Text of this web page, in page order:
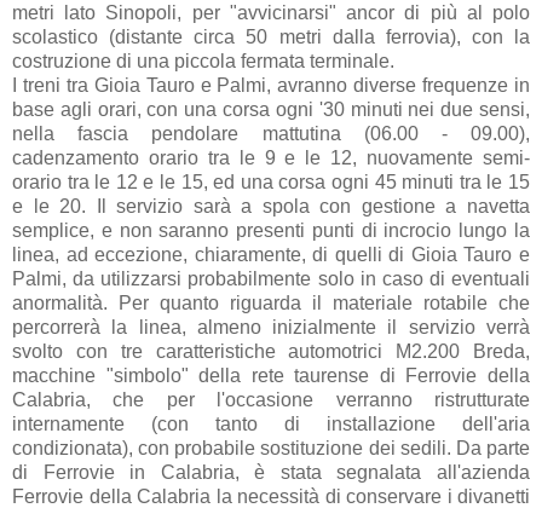
metri lato Sinopoli, per "avvicinarsi" ancor di più al polo
scolastico (distante circa 50 metri dalla ferrovia), con la
costruzione di una piccola fermata terminale.
I treni tra Gioia Tauro e Palmi, avranno diverse frequenze in
base agli orari, con una corsa ogni '30 minuti nei due sensi,
nella fascia pendolare mattutina (06.00 - 09.00),
cadenzamento orario tra le 9 e le 12, nuovamente semi-
orario tra le 12 e le 15, ed una corsa ogni 45 minuti tra le 15
e le 20. Il servizio sarà a spola con gestione a navetta
semplice, e non saranno presenti punti di incrocio lungo la
linea, ad eccezione, chiaramente, di quelli di Gioia Tauro e
Palmi, da utilizzarsi probabilmente solo in caso di eventuali
anormalità. Per quanto riguarda il materiale rotabile che
percorrerà la linea, almeno inizialmente il servizio verrà
svolto con tre caratteristiche automotrici M2.200 Breda,
macchine "simbolo" della rete taurense di Ferrovie della
Calabria, che per l'occasione verranno ristrutturate
internamente (con tanto di installazione dell'aria
condizionata), con probabile sostituzione dei sedili. Da parte
di Ferrovie in Calabria, è stata segnalata all'azienda
Ferrovie della Calabria la necessità di conservare i divanetti